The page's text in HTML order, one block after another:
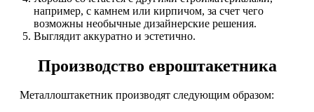
например, с камнем или кирпичом, за счет чего
возможны необычные дизайнерские решения.
Выглядит аккуратно и эстетично.
Производство евроштакетника
Металлоштакетник производят следующим образом: